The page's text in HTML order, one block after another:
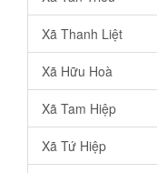
Xã Thanh Liệt
Xã Hữu Hoà
Xã Tam Hiệp
Xã Tứ Hiệp